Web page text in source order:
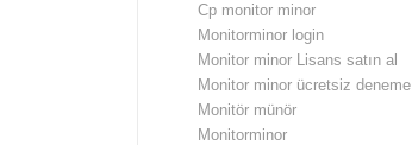
Cp monitor minor
Monitorminor login
Monitor minor Lisans satın al
Monitor minor ücretsiz deneme
Monitör münör
Monitorminor